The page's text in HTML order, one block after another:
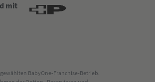
mit
BabyOne-Franchise-Betrieb.